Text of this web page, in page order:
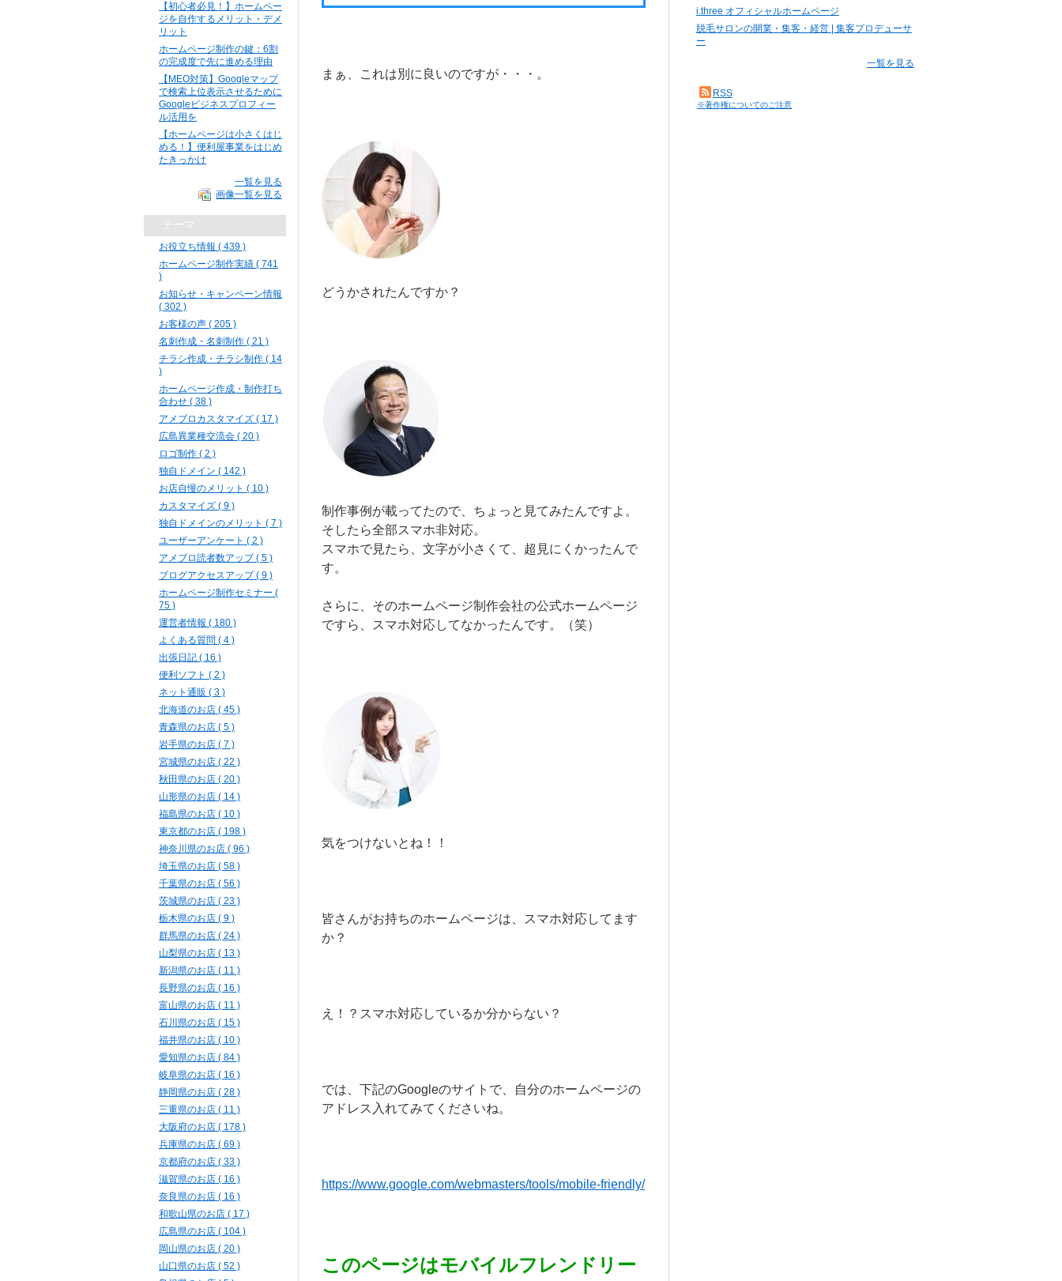
まぁ、これは別に良いのですが・・・。
どうかされたんですか？
制作事例が載ってたので、ちょっと見てみたんですよ。
そしたら全部スマホ非対応。
スマホで見たら、文字が小さくて、超見にくかったんで
す。
さらに、そのホームページ制作会社の公式ホームページ
ですら、スマホ対応してなかったんです。（笑）
気をつけないとね！！
皆さんがお持ちのホームページは、スマホ対応してます
か？
え！？スマホ対応しているか分からない？
では、下記のGoogleのサイトで、自分のホームページの
アドレス入れてみてくださいね。
https://www.google.com/webmasters/tools/mobile-friendly/
このページはモバイルフレンドリー
i.three オフィシャルホームページ
脱毛サロンの開業・集客・経営 | 集客プロデューサ
ー
一覧を見る
RSS
※著作権についてのご注意
【初心者必見！】ホームペー
ジを自作するメリット・デメ
リット
ホームページ制作の鍵：6割
の完成度で先に進める理由
【MEO対策】Googleマップ
で検索上位表示させるために
Googleビジネスプロフィー
ル活用を
【ホームページは小さくはじ
める！】便利屋事業をはじめ
たきっかけ
一覧を見る
画像一覧を見る
テーマ
お役立ち情報 ( 439 )
ホームページ制作実績 ( 741
)
お知らせ・キャンペーン情報
( 302 )
お客様の声 ( 205 )
名刺作成・名刺制作 ( 21 )
チラシ作成・チラシ制作 ( 14
)
ホームページ作成・制作打ち
合わせ ( 38 )
アメブロカスタマイズ ( 17 )
広島異業種交流会 ( 20 )
ロゴ制作 ( 2 )
独自ドメイン ( 142 )
お店自慢のメリット ( 10 )
カスタマイズ ( 9 )
独自ドメインのメリット ( 7 )
ユーザーアンケート ( 2 )
アメブロ読者数アップ ( 5 )
ブログアクセスアップ ( 9 )
ホームページ制作セミナー (
75 )
運営者情報 ( 180 )
よくある質問 ( 4 )
出張日記 ( 16 )
便利ソフト ( 2 )
ネット通販 ( 3 )
北海道のお店 ( 45 )
青森県のお店 ( 5 )
岩手県のお店 ( 7 )
宮城県のお店 ( 22 )
秋田県のお店 ( 20 )
山形県のお店 ( 14 )
福島県のお店 ( 10 )
東京都のお店 ( 198 )
神奈川県のお店 ( 96 )
埼玉県のお店 ( 58 )
千葉県のお店 ( 56 )
茨城県のお店 ( 23 )
栃木県のお店 ( 9 )
群馬県のお店 ( 24 )
山梨県のお店 ( 13 )
新潟県のお店 ( 11 )
長野県のお店 ( 16 )
富山県のお店 ( 11 )
石川県のお店 ( 15 )
福井県のお店 ( 10 )
愛知県のお店 ( 84 )
岐阜県のお店 ( 16 )
静岡県のお店 ( 28 )
三重県のお店 ( 11 )
大阪府のお店 ( 178 )
兵庫県のお店 ( 69 )
京都府のお店 ( 33 )
滋賀県のお店 ( 16 )
奈良県のお店 ( 16 )
和歌山県のお店 ( 17 )
広島県のお店 ( 104 )
岡山県のお店 ( 20 )
山口県のお店 ( 52 )